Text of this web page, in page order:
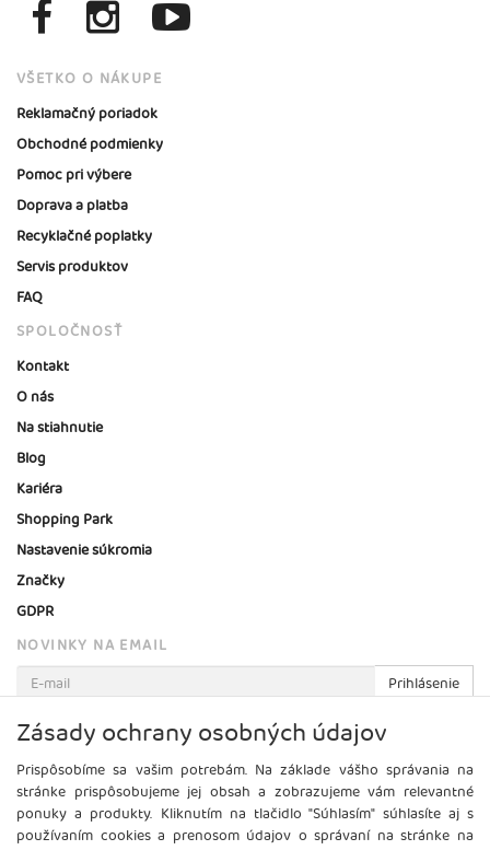
VŠETKO O NÁKUPE
Reklamačný poriadok
Obchodné podmienky
Pomoc pri výbere
Doprava a platba
Recyklačné poplatky
Servis produktov
FAQ
SPOLOČNOSŤ
Kontakt
O nás
Na stiahnutie
Blog
Kariéra
Shopping Park
Nastavenie súkromia
Značky
GDPR
NOVINKY NA EMAIL
Prihlásenie
Viac informácií o tejto službe
Zásady ochrany osobných údajov
Prispôsobíme sa vašim potrebám. Na základe vášho správania na
stránke prispôsobujeme jej obsah a zobrazujeme vám relevantné
ponuky a produkty. Kliknutím na tlačidlo "Súhlasím" súhlasíte aj s
používaním cookies a prenosom údajov o správaní na stránke na